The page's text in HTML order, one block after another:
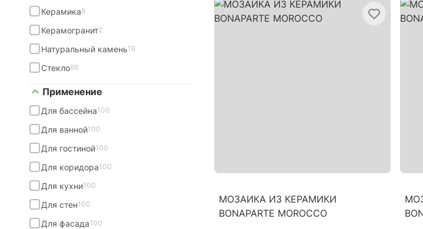
Керамика8
Керамогранит2
Натуральный камень16
Стекло89
Применение
Для бассейна100
Для ванной100
Для гостиной100
Для коридора100
Для кухни100
Для стен100
Для фасада100
МОЗАИКА ИЗ КЕРАМИКИ
BONAPARTE MOROCCO